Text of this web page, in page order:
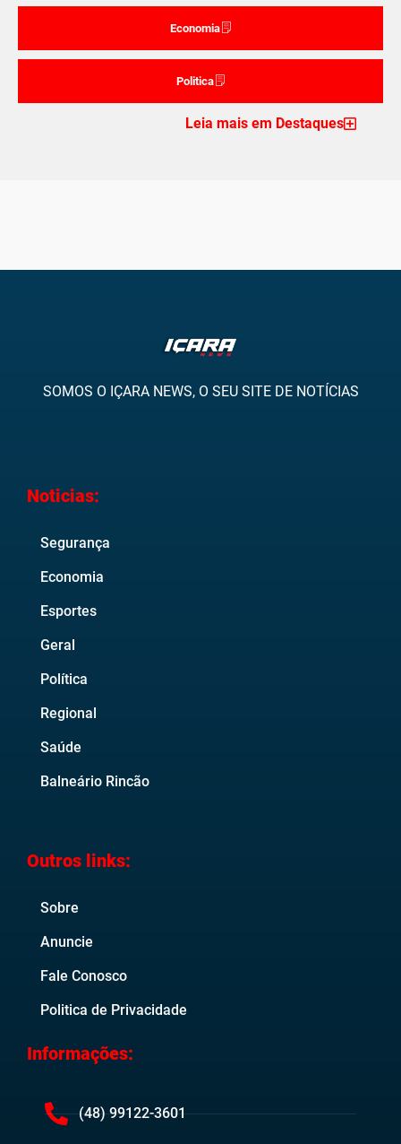
Economia
Politica
Leia mais em Destaques
SOMOS O IÇARA NEWS, O SEU SITE DE NOTÍCIAS
Noticias:
Segurança
Economia
Esportes
Geral
Política
Regional
Saúde
Balneário Rincão
Outros links:
Sobre
Anuncie
Fale Conosco
Politica de Privacidade
Informações:
(48) 99122-3601